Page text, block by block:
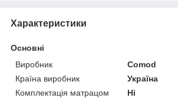
Характеристики
Основні
Виробник
Comod
Країна виробник
Україна
Комплектація матрацом
Ні